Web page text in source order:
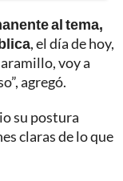
al tema,
, el día de hoy,
voy a
agregó.
su postura
claras de lo que